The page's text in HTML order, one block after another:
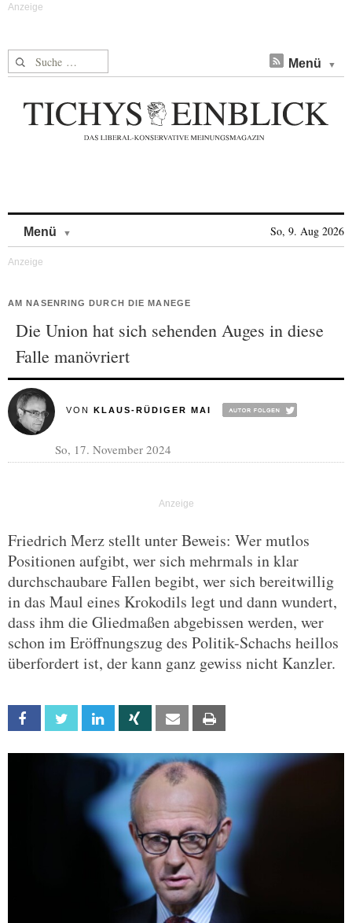
Suche nach: Menü
Menü So, 9. Aug 2026
AM NASENRING DURCH DIE MANEGE
Die Union hat sich sehenden Auges in diese
Falle manövriert
VON KLAUS-RÜDIGER MAI
So, 17. November 2024
Friedrich Merz stellt unter Beweis: Wer mutlos
Positionen aufgibt, wer sich mehrmals in klar
durchschaubare Fallen begibt, wer sich bereitwillig
in das Maul eines Krokodils legt und dann wundert,
dass ihm die Gliedmaßen abgebissen werden, wer
schon im Eröffnungszug des Politik-Schachs heillos
überfordert ist, der kann ganz gewiss nicht Kanzler.
Facebook Twitter Linkedin Xing Email